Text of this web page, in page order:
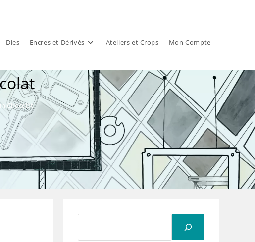
Dies Encres et Dérivés Ateliers et Crops Mon Compte
Chocolat